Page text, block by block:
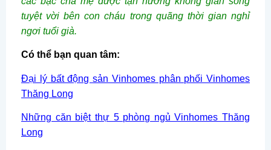
tuyệt vời bên con cháu trong quãng thời gian nghỉ
ngơi tuổi già.
Có thể bạn quan tâm:
Đại lý bất động sản Vinhomes phân phối Vinhomes
Thăng Long
Những căn biệt thự 5 phòng ngủ Vinhomes Thăng
Long